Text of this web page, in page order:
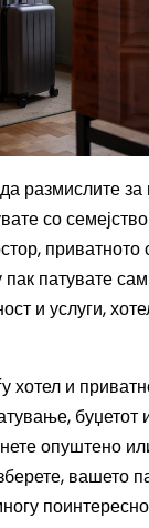
размислите
со
патувате
и услуги,
хотел и
буџетот
опуштено
вашето